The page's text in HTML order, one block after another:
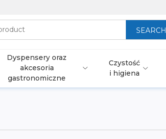
SEARCH
Dyspensery oraz
akcesoria
gastronomiczne
Czystość
i higiena